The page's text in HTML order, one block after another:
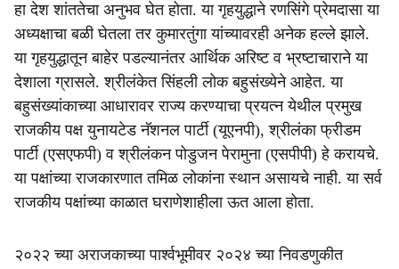
हा देश शांततेचा अनुभव घेत होता. या गृहयुद्धाने रणसिंगे प्रेमदासा या
अध्यक्षाचा बळी घेतला तर कुमारतुंगा यांच्यावरही अनेक हल्ले झाले.
या गृहयुद्धातून बाहेर पडल्यानंतर आर्थिक अरिष्ट व भ्रष्टाचाराने या
देशाला ग्रासले. श्रीलंकेत सिंहली लोक बहुसंख्येने आहेत. या
बहुसंख्यांकाच्या आधारावर राज्य करण्याचा प्रयत्न येथील प्रमुख
राजकीय पक्ष युनायटेड नॅशनल पार्टी (यूएनपी), श्रीलंका फ्रीडम
पार्टी (एसएफपी) व श्रीलंकन पोडुजन पेरामुना (एसपीपी) हे करायचे.
या पक्षांच्या राजकारणात तमिळ लोकांना स्थान असायचे नाही. या सर्व
राजकीय पक्षांच्या काळात घराणेशाहीला ऊत आला होता.
२०२२ च्या अराजकाच्या पार्श्वभूमीवर २०२४ च्या निवडणुकीत